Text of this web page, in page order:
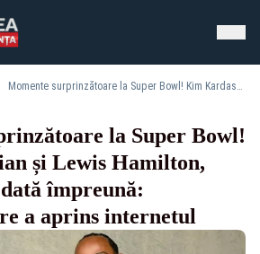
Momente surprinzătoare la Super Bowl! Kim Kardashian și Lewis Hamilton, pentru prima dată împreună: videoclipul care a aprins internetul
la Super Bowl!
și Lewis Hamilton,
împreună:
a aprins internetul